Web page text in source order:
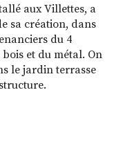
aux Villettes, a
sa création, dans
du 4
et du métal. On
le jardin terrasse